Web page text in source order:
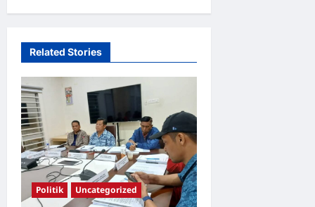
i
Related Stories
Politik Uncategorized